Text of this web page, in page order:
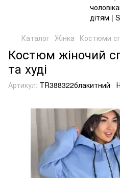
Каталог Жінка Костюми
Костюм жіночий
та худі
Артикул: TR388322блакитний